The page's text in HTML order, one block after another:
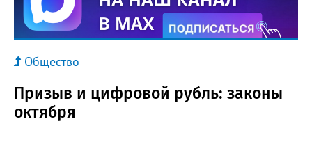
Общество
Призыв и цифровой рубль: законы
октября